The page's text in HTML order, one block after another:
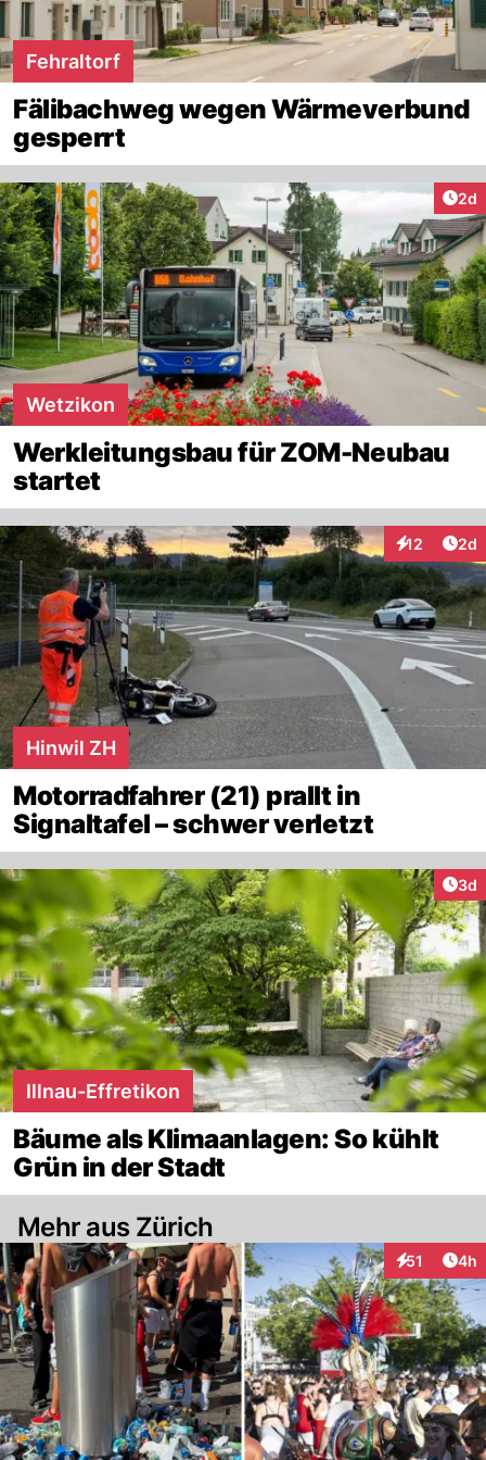
Fehraltorf
Fälibachweg wegen Wärmeverbund
gesperrt
2d
Wetzikon
Werkleitungsbau für ZOM-Neubau
startet
12
Interaktionen
2d
Hinwil ZH
Motorradfahrer (21) prallt in
Signaltafel – schwer verletzt
3d
Illnau-Effretikon
Bäume als Klimaanlagen: So kühlt
Grün in der Stadt
Mehr aus Zürich
51
Interaktionen
4h